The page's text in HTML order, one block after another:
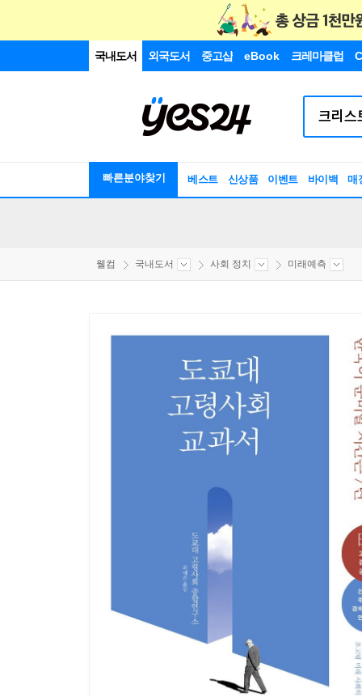
국내도서 외국도서 중고샵 eBook 크레마클럽
빠른분야찾기 베스트 신상품 이벤트 바이백 매
웰컴 국내도서 사회 정치 미래예측